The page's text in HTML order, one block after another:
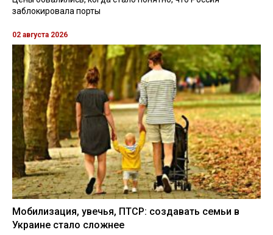
заблокировала порты
02 августа 2026
Мобилизация, увечья, ПТСР: создавать семьи в
Украине стало сложнее